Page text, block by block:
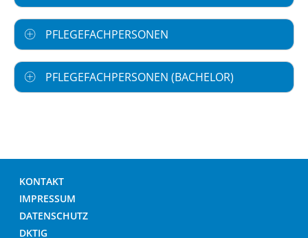
PFLEGEFACHPERSONEN
PFLEGEFACHPERSONEN (BACHELOR)
KONTAKT
IMPRESSUM
DATENSCHUTZ
DKTIG